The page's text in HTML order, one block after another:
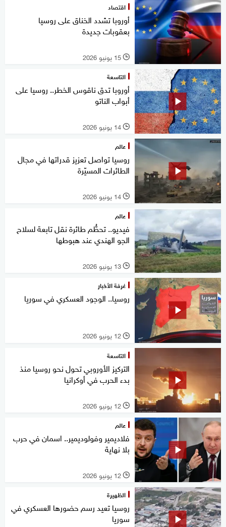
اقتصاد
أوروبا تشدد الخناق على روسيا
بعقوبات جديدة
l 15 يونيو 2026
التاسعة
أوروبا تدق ناقوس الخطر.. روسيا على
أبواب الناتو
l 14 يونيو 2026
عالم
روسيا تواصل تعزيز قدراتها في مجال
الطائرات المسيّرة
l 14 يونيو 2026
عالم
فيديو.. تحطُّم طائرة نقل تابعة لسلاح
الجو الهندي عند هبوطها
l 13 يونيو 2026
غرفة الأخبار
روسيا.. الوجود العسكري في سوريا
l 12 يونيو 2026
التاسعة
التركيز الأوروبي تحول نحو روسيا منذ
بدء الحرب في أوكرانيا
l 12 يونيو 2026
عالم
فلاديمير وفولوديمير.. اسمان في حرب
بلا نهاية
l 12 يونيو 2026
الظهيرة
روسيا تعيد رسم حضورها العسكري في
سوريا